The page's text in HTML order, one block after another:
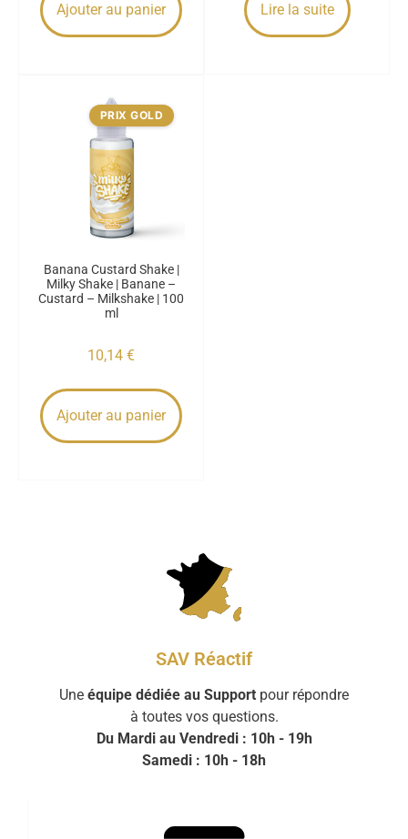
Ajouter au panier Lire la suite
PRIX GOLD
Banana Custard Shake |
Milky Shake | Banane –
Custard – Milkshake | 100
ml
10,14 €
Ajouter au panier
SAV Réactif
Une équipe dédiée au Support pour répondre
à toutes vos questions.
Du Mardi au Vendredi : 10h - 19h
Samedi : 10h - 18h